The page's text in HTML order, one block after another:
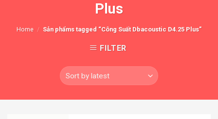
Plus
Home / Sản phẩms tagged “Công Suất Dbacoustic D4.25 Plus”
FILTER